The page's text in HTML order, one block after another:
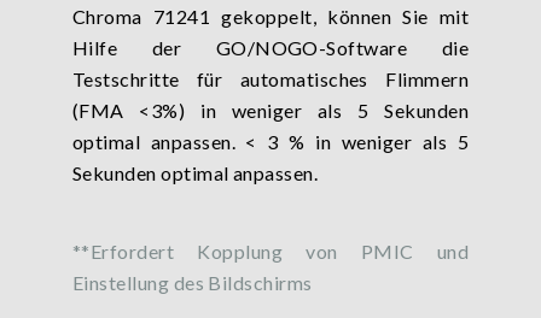
Chroma 71241 gekoppelt, können Sie mit
Hilfe der GO/NOGO-Software die
Testschritte für automatisches Flimmern
(FMA <3%) in weniger als 5 Sekunden
optimal anpassen. < 3 % in weniger als 5
Sekunden optimal anpassen.
**Erfordert Kopplung von PMIC und
Einstellung des Bildschirms